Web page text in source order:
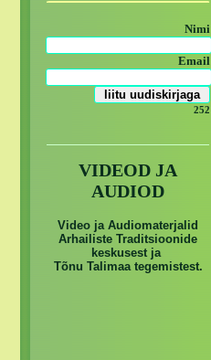
Nimi
Email
252
VIDEOD JA
AUDIOD
Video ja Audiomaterjalid
Arhailiste Traditsioonide
keskusest ja
Tõnu Talimaa tegemistest.